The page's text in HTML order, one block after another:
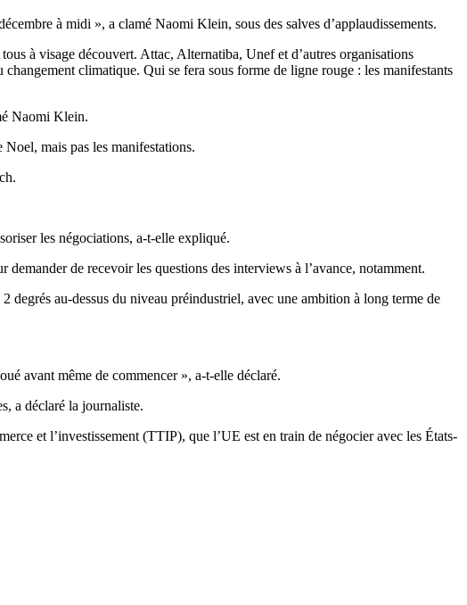
à midi », a clamé Naomi Klein, sous des salves d’applaudissements.
à visage découvert. Attac, Alternatiba, Unef et d’autres organisations
climatique. Qui se fera sous forme de ligne rouge : les manifestants
Naomi Klein.
mais pas les manifestations.
les négociations, a-t-elle expliqué.
de recevoir les questions des interviews à l’avance, notamment.
degrés au-dessus du niveau préindustriel, avec une ambition à long terme de
avant même de commencer », a-t-elle déclaré.
a déclaré la journaliste.
et l’investissement (TTIP), que l’UE est en train de négocier avec les États-